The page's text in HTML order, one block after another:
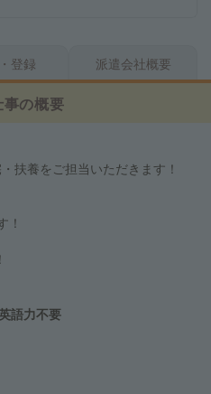
登録 派遣会社概要
事の概要
扶養をご担当いただきます！
！
語力不要